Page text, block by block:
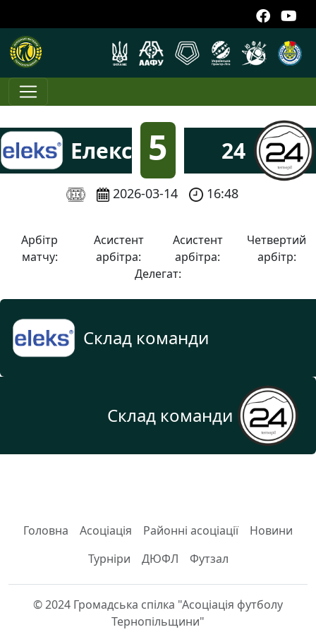
Елекс
5
:
24
2026-03-14 16:48
Арбітр
матчу:
Асистент
арбітра:
Асистент
арбітра:
Четвертий
арбітр:
Делегат:
Склад команди
Склад команди
Головна Асоціація Районні асоціації
Новини
Турніри
ДЮФЛ Футзал
© 2024 Громадська спілка "Асоціація футболу
Тернопільщини"